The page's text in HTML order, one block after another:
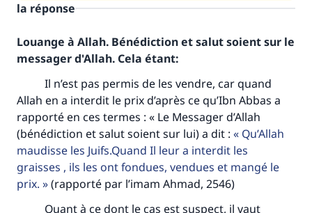
la réponse
Louange à Allah. Bénédiction et salut soient sur le
messager d'Allah. Cela étant:
Il n’est pas permis de les vendre, car quand
Allah en a interdit le prix d’après ce qu’Ibn Abbas a
rapporté en ces termes : « Le Messager d’Allah
(bénédiction et salut soient sur lui) a dit :
Qu’Allah
maudisse les Juifs.Quand Il leur a interdit les
graisses , ils les ont fondues, vendues et mangé le
prix.
(rapporté par l’imam Ahmad, 2546)
Quant à ce dont le cas est suspect, il vaut
Faites une différence dans la vie de